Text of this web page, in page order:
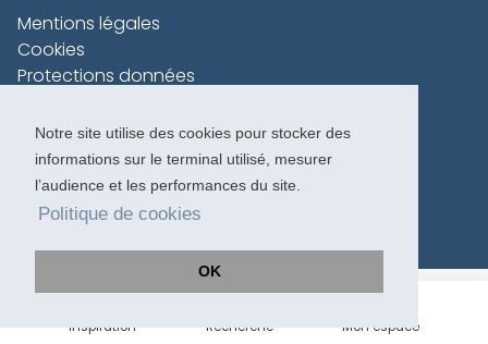
Notre site utilise des cookies pour stocker des
informations sur le terminal utilisé, mesurer
l’audience et les performances du site.
Politique de cookies
OK
Mentions légales
Cookies
Protections données
Charte voyageur
Copyright 1996-2026
Inspiration Recherche Mon espace